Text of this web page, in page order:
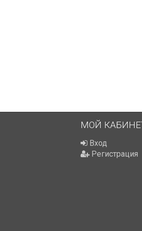
МОЙ
Вход
Регистрация